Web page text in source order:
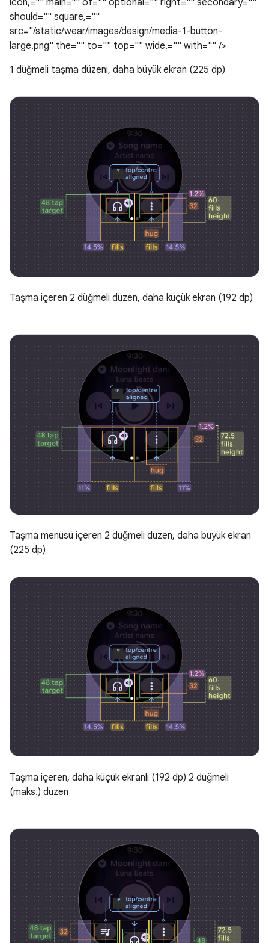
should="" square,=""
src="/static/wear/images/design/media-1-button-
large.png" the="" to="" top="" wide.="" with="" />
1 düğmeli taşma düzeni, daha büyük ekran (225 dp)
Taşma içeren 2 düğmeli düzen, daha küçük ekran (192 dp)
Taşma menüsü içeren 2 düğmeli düzen, daha büyük ekran
(225 dp)
Taşma içeren, daha küçük ekranlı (192 dp) 2 düğmeli
(maks.) düzen